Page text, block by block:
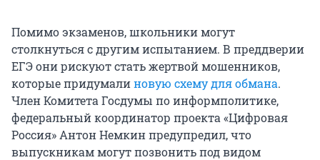
Помимо экзаменов, школьники могут
столкнуться с другим испытанием. В преддверии
ЕГЭ они рискуют стать жертвой мошенников,
которые придумалиновую схему для обмана.
Член Комитета Госдумы по информполитике,
федеральный координатор проекта «Цифровая
Россия» Антон Немкин предупредил, что
выпускникам могут позвонить под видом